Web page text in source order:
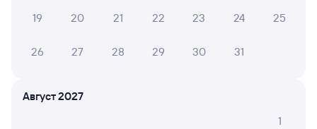
19 20 21 22 23 24 25
26 27 28 29 30 31
Август 2027
1